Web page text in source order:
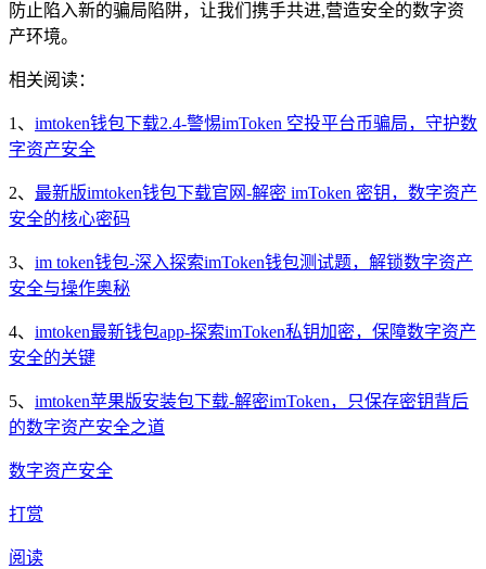
防止陷入新的骗局陷阱，让我们携手共进,营造安全的数字资
产环境。
相关阅读：
1、 imtoken钱包下载2.4-警惕imToken 空投平台币骗局，守护数
字资产安全
2、 最新版imtoken钱包下载官网-解密 imToken 密钥，数字资产
安全的核心密码
3、 im token钱包-深入探索imToken钱包测试题，解锁数字资产
安全与操作奥秘
4、 imtoken最新钱包app-探索imToken私钥加密，保障数字资产
安全的关键
5、 imtoken苹果版安装包下载-解密imToken，只保存密钥背后
的数字资产安全之道
数字资产安全
打赏
阅读